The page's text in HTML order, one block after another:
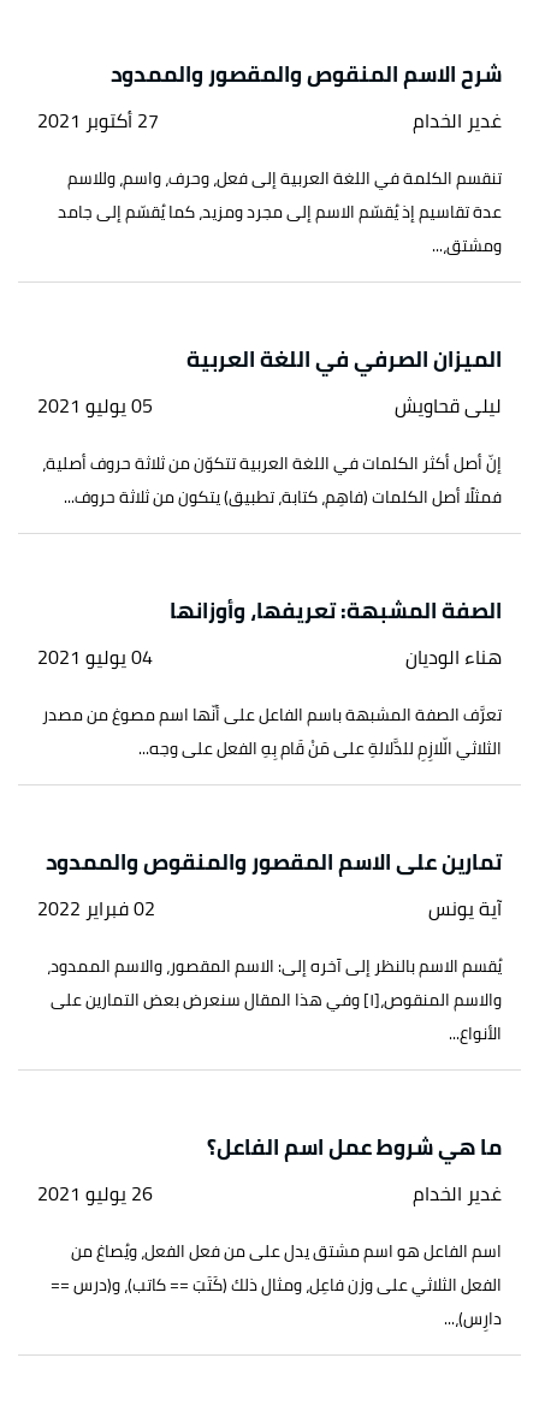
شرح الاسم المنقوص والمقصور والممدود
غدير الخدام 27 أكتوبر 2021
تنقسم الكلمة في اللغة العربية إلى فعل، وحرف، واسم، وللاسم
عدة تقاسيم إذ يُقسّم الاسم إلى مجرد ومزيد، كما يُقسّم إلى جامد
ومشتق،...
الميزان الصرفي في اللغة العربية
ليلى قحاويش 05 يوليو 2021
إنّ أصل أكثر الكلمات في اللغة العربية تتكوّن من ثلاثة حروف أصلية،
فمثلًا أصل الكلمات (فاهِم، كتابة، تطبيق) يتكون من ثلاثة حروف...
الصفة المشبهة: تعريفها، وأوزانها
هناء الوديان 04 يوليو 2021
تعرَّف الصفة المشبهة باسم الفاعل على أنّها اسم مصوغ من مصدر
الثلاثي الّلازِمِ للدَّلالةِ على مَنْ قَام بِهِ الفعل على وجه...
تمارين على الاسم المقصور والمنقوص والممدود
آية يونس 02 فبراير 2022
يُقسم الاسم بالنظر إلى آخره إلى: الاسم المقصور، والاسم الممدود،
والاسم المنقوص،[١] وفي هذا المقال سنعرض بعض التمارين على
الأنواع...
ما هي شروط عمل اسم الفاعل؟
غدير الخدام 26 يوليو 2021
اسم الفاعل هو اسم مشتق يدل على من فعل الفعل، ويُصاغ من
الفعل الثلاثي على وزن فاعِل، ومثال ذلك (كَتَبَ == كاتب)، و(درس ==
دارِس)،...